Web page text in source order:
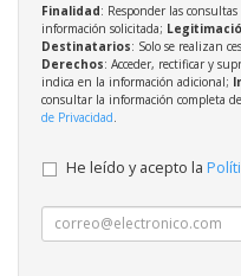
Finalidad: Responder las
información solicitada;
Destinatarios: Solo se realizan
Derechos: Acceder, rectificar y
indica en la información adicional;
consultar la información completa
de Privacidad
He leído y acepto la